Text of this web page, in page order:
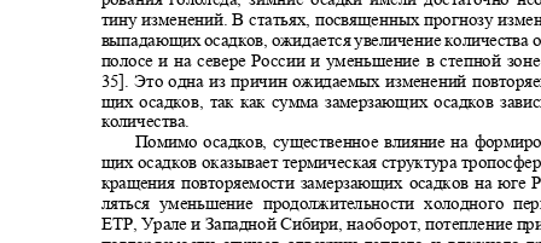
тину изменений. В статьях, посвященных прогнозу
выпадающих осадков, ожидается увеличение количества
полосе и на севере России и уменьшение в степной
35]. Это одна из причин ожидаемых изменений
щих осадков, так как сумма замерзающих осадков
количества.
Помимо осадков, существенное влияние на
щих осадков оказывает термическая структура
кращения повторяемости замерзающих осадков на
ляться уменьшение продолжительности холодного
ЕТР, Урале и Западной Сибири, наоборот, потепление